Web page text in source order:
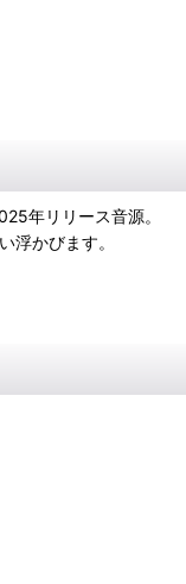
年リリース音源。
浮かびます。